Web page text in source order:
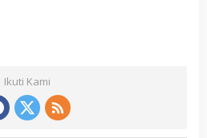
Ikuti Kami